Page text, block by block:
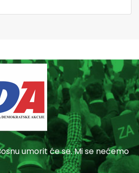
umorit će se. Mi se nećemo